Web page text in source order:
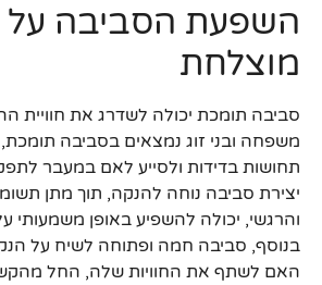
השפעת הסביבה על
מוצלחת
סביבה תומכת יכולה לשדרג את חוויית
משפחה ובני זוג נמצאים בסביבה תומכת,
תחושות בדידות ולסייע לאם במעבר
יצירת סביבה נוחה להנקה, תוך מתן
והרגשי, יכולה להשפיע באופן
בנוסף, סביבה חמה ופתוחה לשיח על
האם לשתף את החוויות שלה, החל